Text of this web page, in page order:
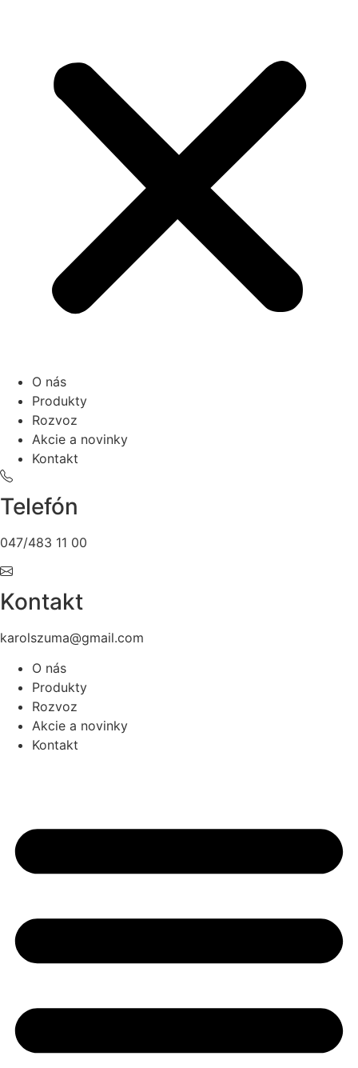
O nás
Produkty
Rozvoz
Akcie a novinky
Kontakt
Telefón
047/483 11 00
Kontakt
karolszuma@gmail.com
O nás
Produkty
Rozvoz
Akcie a novinky
Kontakt